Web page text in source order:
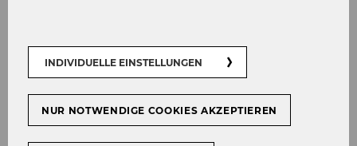
TEILEN TEILEN
INDIVIDUELLE EINSTELLUNGEN
NUR NOTWENDIGE COOKIES AKZEPTIEREN